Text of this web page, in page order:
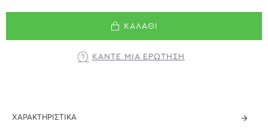
ΚΑΛΆΘΙ
ΚΆΝΤΕ ΜΊΑ ΕΡΏΤΗΣΗ
ΧΑΡΑΚΤΗΡΙΣΤΙΚΆ